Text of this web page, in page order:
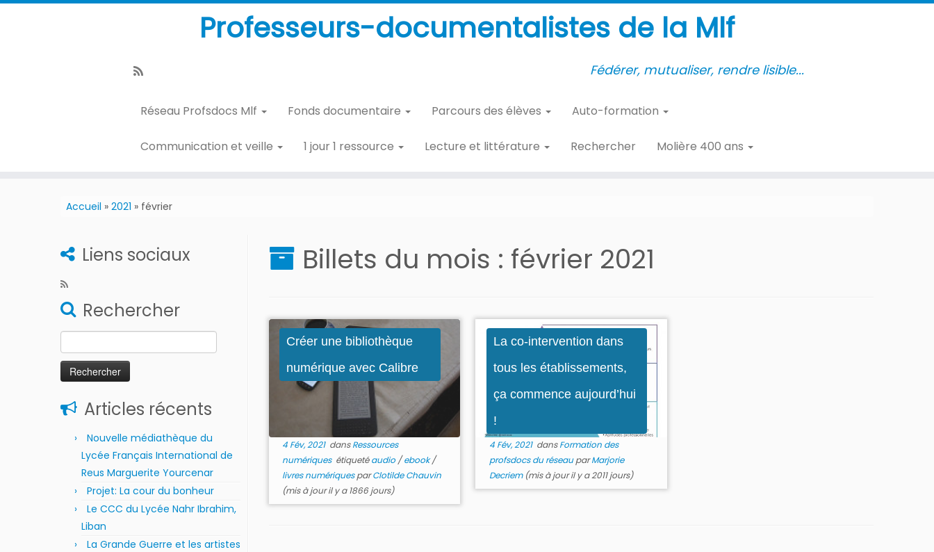
Professeurs-documentalistes de la Mlf
Fédérer, mutualiser, rendre lisible...
Réseau Profsdocs Mlf Fonds documentaire Parcours des élèves Auto-formation
Communication et veille 1 jour 1 ressource Lecture et littérature Rechercher Molière 400 ans
Accueil » 2021 » février
Liens sociaux
Rechercher
Articles récents
Nouvelle médiathèque du
Lycée Français International de
Reus Marguerite Yourcenar
Projet: La cour du bonheur
Le CCC du Lycée Nahr Ibrahim,
Liban
La Grande Guerre et les artistes
Billets du mois : février 2021
Créer une bibliothèque
numérique avec Calibre
4 Fév, 2021dansRessources
numériques étiquetéaudio /ebook/
livres numériquesparClotilde Chauvin
(mis à jour il y a 1866 jours)
La co-intervention dans
tous les établissements,
ça commence aujourd’hui
!
4 Fév, 2021dansFormation des
profsdocs du réseauparMarjorie
Decriem(mis à jour il y a 2011 jours)